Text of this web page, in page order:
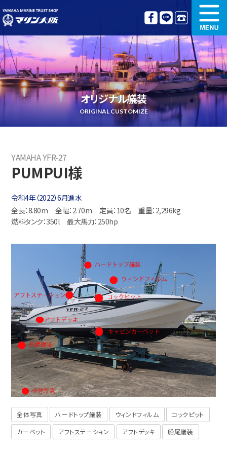
新艇情報 中古艇情報
オリジナル艤装 ボート免許講習
更新講習 クルージング情報
オリジナル艤装
ORIGINAL CUSTOMIZE
YAMAHA YFR-27
PUMPUI様
令和4年（2022）6月進水
全長：8.80m
全幅：2.70m 定員：10名
重量：2,296kg
燃料タンク：350l
最大馬力：250hp
全体写真 ハードトップ艤装 ウィンドフィルム
コックピット
カーペット
アフトステーション アフトデッキ 船尾艤装